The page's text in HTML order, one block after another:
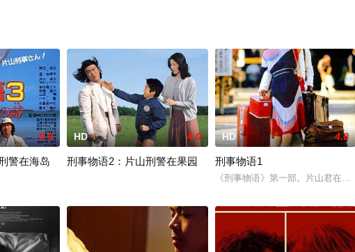
护一名叫桃子的女人，使犯人乘机逃跑，片山元因此被警察署解雇。职业介绍所介绍
9.0
警在海岛
HD 4.0
刑事物语2：片山刑警在果园
HD 4.0
刑事物语1
《刑事物语》第一部。片山君在